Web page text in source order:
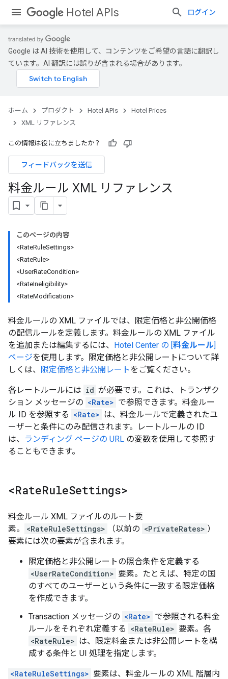
Hotel APIs ログイン
Google は AI 技術を使用して、コンテンツをご希望の言語に翻訳し
ています。AI 翻訳には誤りが含まれる場合があります。
ホーム プロダクト Hotel APIs
Hotel Prices
XML リファレンス
この情報は役に立ちましたか？
フィードバックを送信
料金ルール XML リファレンス
このページの内容
<RateRuleSettings>
<RateRule>
<UserRateCondition>
<RateIneligibility>
<RateModification>
料金ルールの XML ファイルでは、限定価格と非公開価格
の配信ルールを定義します。料金ルールの XML ファイル
を追加または編集するには、 Hotel Center の [料金ルール]
ページを使用します。限定価格と非公開レートについて詳
しくは、
限定価格と非公開レートをご覧ください。
各レートルールには id が必要です。これは、トランザク
ション メッセージの <Rate> で参照できます。料金ルー
ル ID を参照する <Rate> は、料金ルールで定義されたユ
ーザーと条件にのみ配信されます。レートルールの ID
は、
ランディング ページの URL の変数を使用して参照す
ることもできます。
<RateRuleSettings>
料金ルール XML ファイルのルート要
素。
<RateRuleSettings> （以前の <PrivateRates> ）
要素には次の要素が含まれます。
限定価格と非公開レートの照合条件を定義する
<UserRateCondition> 要素。たとえば、特定の国
のすべてのユーザーという条件に一致する限定価格
を作成できます。
Transaction メッセージの <Rate> で参照される料金
ルールをそれぞれ定義する <RateRule> 要素。各
<RateRule> は、限定料金または非公開レートを構
成する条件と UI 処理を指定します。
<RateRuleSettings> 要素は、料金ルールの XML 階層内